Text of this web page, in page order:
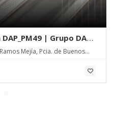
| Grupo DAP
Mejía, Pcia. de Buenos